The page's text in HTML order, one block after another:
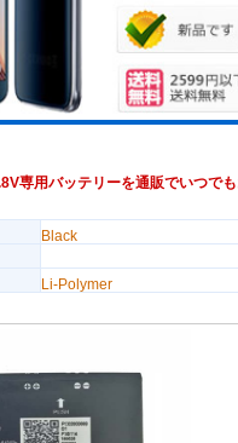
専用バッテリーを通販でいつで
Black
Li-Polymer